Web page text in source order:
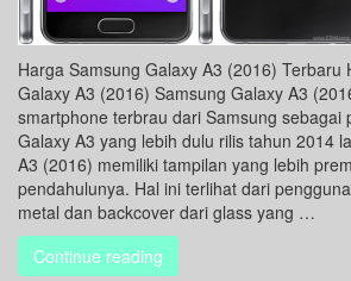
Harga Samsung Galaxy A3 (2016) Terbaru
Galaxy A3 (2016) Samsung Galaxy A3
smartphone terbrau dari Samsung sebagai
Galaxy A3 yang lebih dulu rilis tahun 2014
A3 (2016) memiliki tampilan yang lebih
pendahulunya. Hal ini terlihat dari
metal dan backcover dari glass yang …
Continue reading